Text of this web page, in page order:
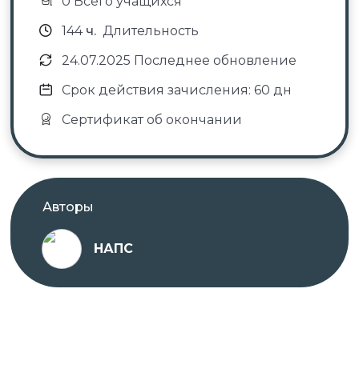
144ч. Длительность
24.07.2025 Последнее обновление
Срок действия зачисления: 60 дн
Сертификат об окончании
Авторы
НАПС